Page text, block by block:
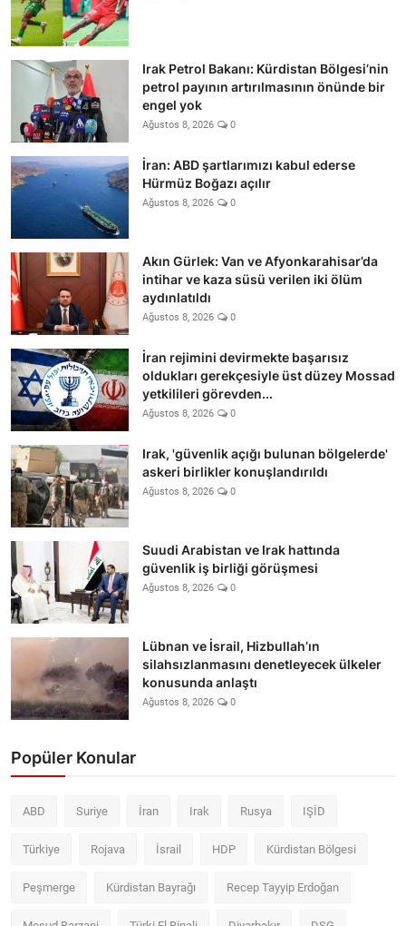
Irak Petrol Bakanı: Kürdistan Bölgesi’nin
petrol payının artırılmasının önünde bir
engel yok
Ağustos 8, 2026 0
İran: ABD şartlarımızı kabul ederse
Hürmüz Boğazı açılır
Ağustos 8, 2026 0
Akın Gürlek: Van ve Afyonkarahisar’da
intihar ve kaza süsü verilen iki ölüm
aydınlatıldı
Ağustos 8, 2026 0
İran rejimini devirmekte başarısız
oldukları gerekçesiyle üst düzey Mossad
yetkilileri görevden...
Ağustos 8, 2026 0
Irak, 'güvenlik açığı bulunan bölgelerde'
askeri birlikler konuşlandırıldı
Ağustos 8, 2026 0
Suudi Arabistan ve Irak hattında
güvenlik iş birliği görüşmesi
Ağustos 8, 2026 0
Lübnan ve İsrail, Hizbullah’ın
silahsızlanmasını denetleyecek ülkeler
konusunda anlaştı
Ağustos 8, 2026 0
Popüler Konular
ABD Suriye İran Irak Rusya IŞİD
Türkiye Rojava İsrail HDP Kürdistan Bölgesi
Peşmerge Kürdistan Bayrağı Recep Tayyip Erdoğan